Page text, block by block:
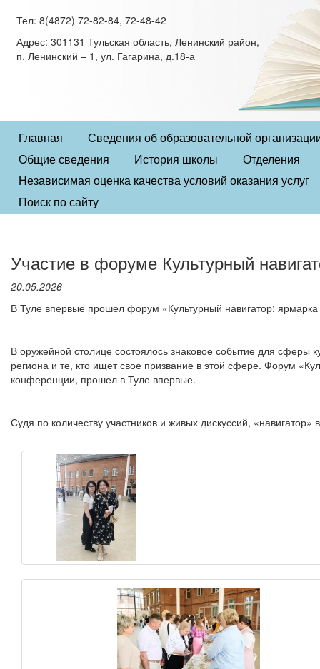
Тел: 8(4872) 72-82-84, 72-48-42
Адрес: 301131 Тульская область, Ленинский район,
п. Ленинский – 1, ул. Гагарина, д.18-а
Главная
Сведения об образовательной
Общие сведения
История школы
Отделения
Независимая оценка качества условий оказания услуг
Поиск по сайту
Участие в форуме Культурный
20.05.2026
В Туле впервые прошел форум «Культурный навигатор: ярмарка
В оружейной столице состоялось знаковое событие для сферы
региона и те, кто ищет свое призвание в этой сфере. Форум
конференции, прошел в Туле впервые.
Судя по количеству участников и живых дискуссий, «навигатор»